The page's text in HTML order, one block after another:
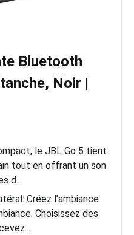
Bluetooth
Noir |
le JBL Go 5 tient
tout en offrant un son
d...
Créez l’ambiance
Choisissez des